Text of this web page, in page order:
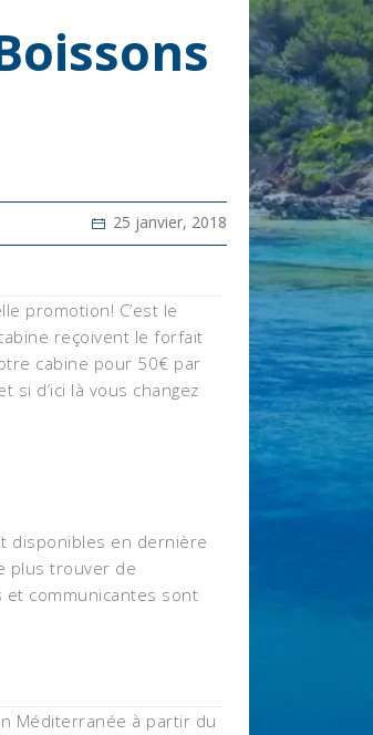
25 janvier, 2018
promotion! C’est le
reçoivent le forfait
cabine pour 50€ par
d’ici là vous changez
disponibles en dernière
plus trouver de
et communicantes sont
Méditerranée à partir du